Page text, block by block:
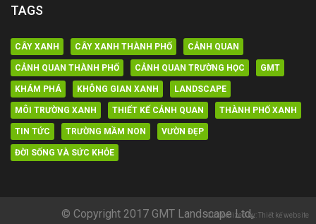
TAGS
CÂY XANH CÂY XANH THÀNH PHỐ CẢNH QUAN
CẢNH QUAN THÀNH PHỐ CẢNH QUAN TRƯỜNG HỌC GMT
KHÁM PHÁ KHÔNG GIAN XANH LANDSCAPE
MÔI TRƯỜNG XANH THIẾT KẾ CẢNH QUAN THÀNH PHỐ XANH
TIN TỨC TRƯỜNG MẦM NON VƯỜN ĐẸP
ĐỜI SỐNG VÀ SỨC KHỎE
© Copyright 2017 GMT Landscape Ltd,.Customized by: Thiết kế website